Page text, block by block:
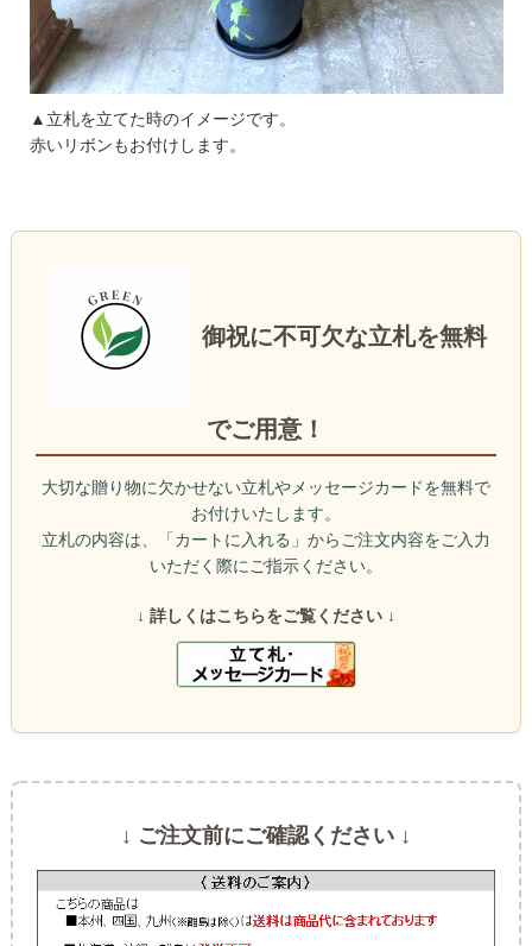
▲立札を立てた時のイメージです。
赤いリボンもお付けします。
御祝に不可欠な立札を無料
でご用意！
大切な贈り物に欠かせない立札やメッセージカードを無料で
お付けいたします。
立札の内容は、「カートに入れる」からご注文内容をご入力
いただく際にご指示ください。
↓ 詳しくはこちらをご覧ください ↓
↓ ご注文前にご確認ください ↓